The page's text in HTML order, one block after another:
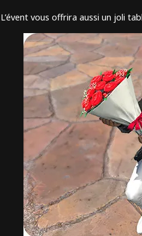
L’évent vous offrira aussi un joli